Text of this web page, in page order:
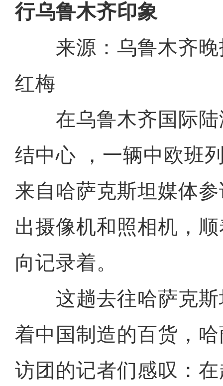
行乌鲁木齐印象
来源：乌鲁木齐晚
红梅
在乌鲁木齐国际陆
结中心 ，一辆中欧班
来自哈萨克斯坦媒体
出摄像机和照相机，
向记录着。
这趟去往哈萨克斯
着中国制造的百货，
访团的记者们感叹：